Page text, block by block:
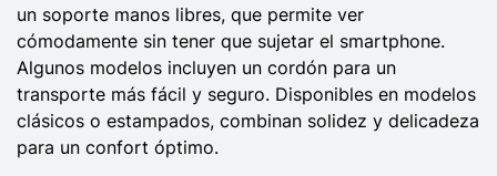
un soporte manos libres, que permite ver
cómodamente sin tener que sujetar el smartphone.
Algunos modelos incluyen un cordón para un
transporte más fácil y seguro. Disponibles en modelos
clásicos o estampados, combinan solidez y delicadeza
para un confort óptimo.